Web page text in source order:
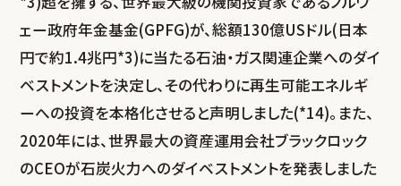
ェー政府年金基金(GPFG)が、総額130億USドル(日本
円で約1.4兆円*3)に当たる石油・ガス関連企業へのダイ
ベストメントを決定し、その代わりに再生可能エネルギ
ーへの投資を本格化させると声明しました(*14)。また、
2020年には、世界最大の資産運用会社ブラックロック
のCEOが石炭火力へのダイベストメントを発表しました